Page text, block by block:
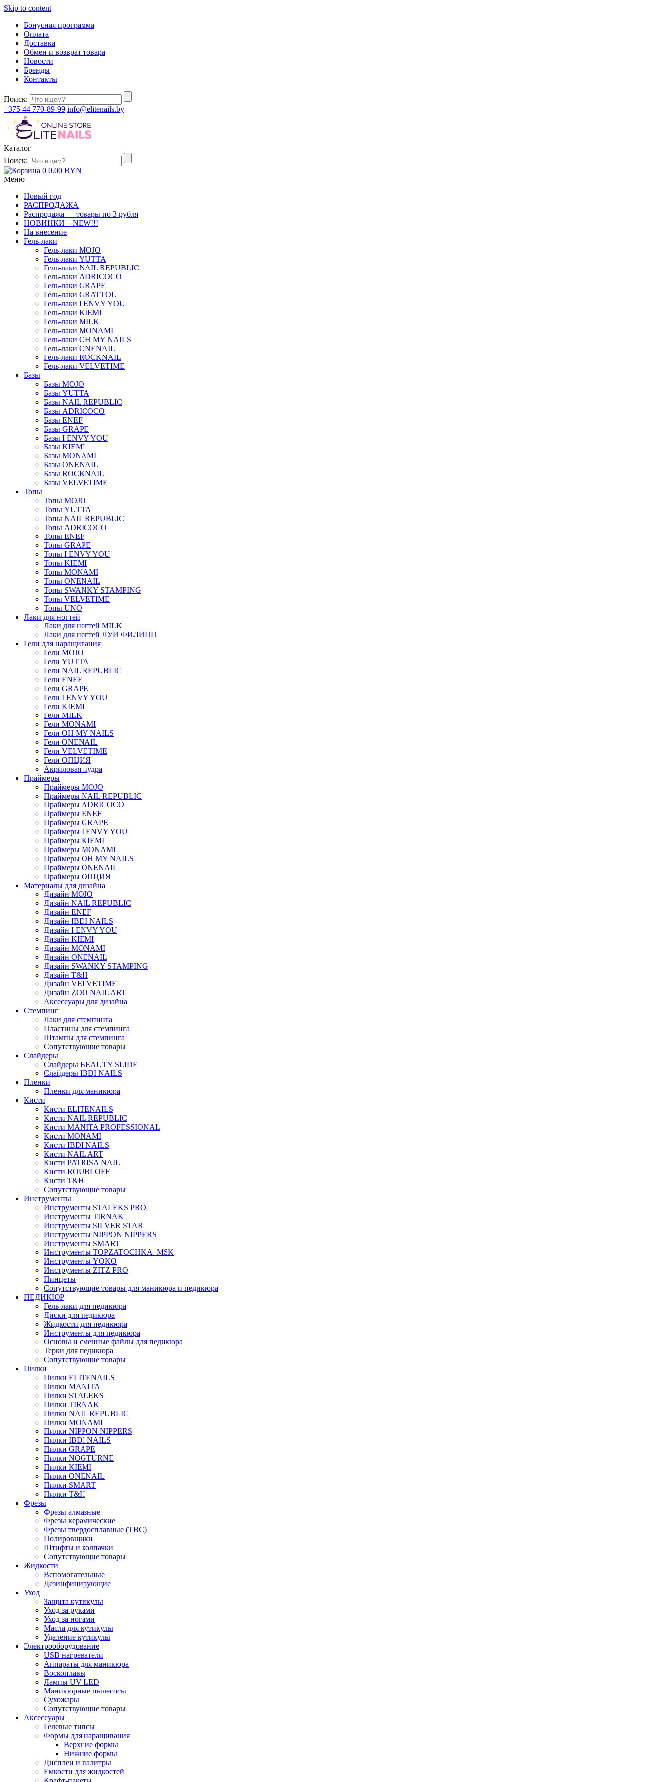
Skip to content
Бонусная программа
Оплата
Доставка
Обмен и возврат товара
Новости
Бренды
Контакты
Поиск:
+375 44 770-89-99 info@elitenails.by
Каталог
Поиск:
0 0.00 BYN
Меню
Новый год
РАСПРОДАЖА
Распродажа — товары по 3 рубля
НОВИНКИ – NEW!!!
На внесение
Гель-лаки
Гель-лаки MOJO
Гель-лаки YUTTA
Гель-лаки NAIL REPUBLIC
Гель-лаки ADRICOCO
Гель-лаки GRAPE
Гель-лаки GRATTOL
Гель-лаки I ENVY YOU
Гель-лаки KIEMI
Гель-лаки MILK
Гель-лаки MONAMI
Гель-лаки OH MY NAILS
Гель-лаки ONENAIL
Гель-лаки ROCKNAIL
Гель-лаки VELVETIME
Базы
Базы MOJO
Базы YUTTA
Базы NAIL REPUBLIC
Базы ADRICOCO
Базы ENEF
Базы GRAPE
Базы I ENVY YOU
Базы KIEMI
Базы MONAMI
Базы ONENAIL
Базы ROCKNAIL
Базы VELVETIME
Топы
Топы MOJO
Топы YUTTA
Топы NAIL REPUBLIC
Топы ADRICOCO
Топы ENEF
Топы GRAPE
Топы I ENVY YOU
Топы KIEMI
Топы MONAMI
Топы ONENAIL
Топы SWANKY STAMPING
Топы VELVETIME
Топы UNO
Лаки для ногтей
Лаки для ногтей MILK
Лаки для ногтей ЛУИ ФИЛИПП
Гели для наращивания
Гели MOJO
Гели YUTTA
Гели NAIL REPUBLIC
Гели ENEF
Гели GRAPE
Гели I ENVY YOU
Гели KIEMI
Гели MILK
Гели MONAMI
Гели OH MY NAILS
Гели ONENAIL
Гели VELVETIME
Гели ОПЦИЯ
Акриловая пудра
Праймеры
Праймеры MOJO
Праймеры NAIL REPUBLIC
Праймеры ADRICOCO
Праймеры ENEF
Праймеры GRAPE
Праймеры I ENVY YOU
Праймеры KIEMI
Праймеры MONAMI
Праймеры OH MY NAILS
Праймеры ONENAIL
Праймеры ОПЦИЯ
Материалы для дизайна
Дизайн MOJO
Дизайн NAIL REPUBLIC
Дизайн ENEF
Дизайн IBDI NAILS
Дизайн I ENVY YOU
Дизайн KIEMI
Дизайн MONAMI
Дизайн ONENAIL
Дизайн SWANKY STAMPING
Дизайн T&H
Дизайн VELVETIME
Дизайн ZOO NAIL ART
Аксессуары для дизайна
Стемпинг
Лаки для стемпинга
Пластины для стемпинга
Штампы для стемпинга
Сопутствующие товары
Слайдеры
Слайдеры BEAUTY SLIDE
Слайдеры IBDI NAILS
Пленки
Пленки для маникюра
Кисти
Кисти ELITENAILS
Кисти NAIL REPUBLIC
Кисти MANITA PROFESSIONAL
Кисти MONAMI
Кисти IBDI NAILS
Кисти NAIL ART
Кисти PATRISA NAIL
Кисти ROUBLOFF
Кисти T&H
Сопутствующие товары
Инструменты
Инструменты STALEKS PRO
Инструменты TIRNAK
Инструменты SILVER STAR
Инструменты NIPPON NIPPERS
Инструменты SMART
Инструменты TOPZATOCHKA_MSK
Инструменты YOKO
Инструменты ZITZ PRO
Пинцеты
Сопутствующие товары для маникюра и педикюра
ПЕДИКЮР
Гель-лаки для педикюра
Диски для педикюра
Жидкости для педикюра
Инструменты для педикюра
Основы и сменные файлы для педикюра
Терки для педикюра
Сопутствующие товары
Пилки
Пилки ELITENAILS
Пилки MANITA
Пилки STALEKS
Пилки TIRNAK
Пилки NAIL REPUBLIC
Пилки MONAMI
Пилки NIPPON NIPPERS
Пилки IBDI NAILS
Пилки GRAPE
Пилки NOGTURNE
Пилки KIEMI
Пилки ONENAIL
Пилки SMART
Пилки T&H
Фрезы
Фрезы алмазные
Фрезы керамические
Фрезы твердосплавные (ТВС)
Полировщики
Штифты и колпачки
Сопутствующие товары
Жидкости
Вспомогательные
Дезинфицирующие
Уход
Защита кутикулы
Уход за руками
Уход за ногами
Масла для кутикулы
Удаление кутикулы
Электрооборудование
USB нагреватели
Аппараты для маникюра
Воскоплавы
Лампы UV LED
Маникюрные пылесосы
Сухожары
Сопутствующие товары
Аксессуары
Гелевые типсы
Формы для наращивания
Верхние формы
Нижние формы
Дисплеи и палитры
Емкости для жидкостей
Крафт-пакеты